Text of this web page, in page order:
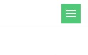
Μενού